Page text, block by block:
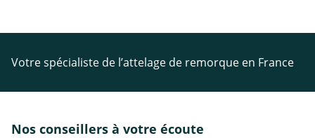
Votre spécialiste de l’attelage de remorque en France
Nos conseillers à votre écoute